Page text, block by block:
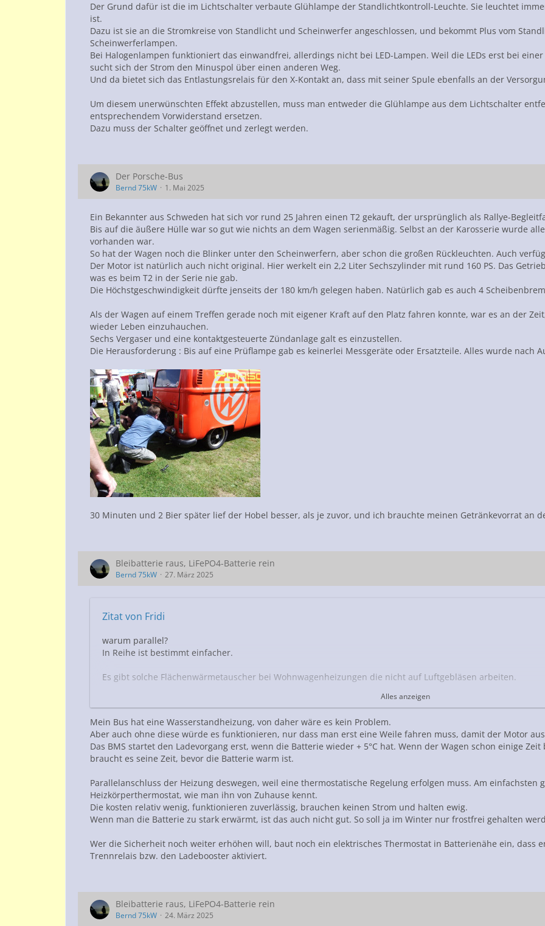
Der Grund dafür ist die im Lichtschalter verbaute Glühlampe der Standlichtkontroll-Leuchte. Sie leuchtet
ist.
Dazu ist sie an die Stromkreise von Standlicht und Scheinwerfer angeschlossen, und bekommt Plus vom
Scheinwerferlampen.
Bei Halogenlampen funktioniert das einwandfrei, allerdings nicht bei LED-Lampen. Weil die LEDs erst bei
sucht sich der Strom den Minuspol über einen anderen Weg.
Und da bietet sich das Entlastungsrelais für den X-Kontakt an, dass mit seiner Spule ebenfalls an der
Um diesem unerwünschten Effekt abzustellen, muss man entweder die Glühlampe aus dem Lichtschalter
entsprechendem Vorwiderstand ersetzen.
Dazu muss der Schalter geöffnet und zerlegt werden.
Der Porsche-Bus
Bernd 75kW 1. Mai 2025
Ein Bekannter aus Schweden hat sich vor rund 25 Jahren einen T2 gekauft, der ursprünglich als Rallye-
Bis auf die äußere Hülle war so gut wie nichts an dem Wagen serienmäßig. Selbst an der Karosserie wurde
vorhanden war.
So hat der Wagen noch die Blinker unter den Scheinwerfern, aber schon die großen Rückleuchten. Auch
Der Motor ist natürlich auch nicht original. Hier werkelt ein 2,2 Liter Sechszylinder mit rund 160 PS. Das
was es beim T2 in der Serie nie gab.
Die Höchstgeschwindigkeit dürfte jenseits der 180 km/h gelegen haben. Natürlich gab es auch 4
Als der Wagen auf einem Treffen gerade noch mit eigener Kraft auf den Platz fahren konnte, war es an der
wieder Leben einzuhauchen.
Sechs Vergaser und eine kontaktgesteuerte Zündanlage galt es einzustellen.
Die Herausforderung : Bis auf eine Prüflampe gab es keinerlei Messgeräte oder Ersatzteile. Alles wurde nach
30 Minuten und 2 Bier später lief der Hobel besser, als je zuvor, und ich brauchte meinen Getränkevorrat an
Bleibatterie raus, LiFePO4-Batterie rein
Bernd 75kW 27. März 2025
Zitat von Fridi
warum parallel?
In Reihe ist bestimmt einfacher.
Es gibt solche Flächenwärmetauscher bei Wohnwagenheizungen die nicht auf Luftgebläsen arbeiten.
Das ganze funktioniert dann aber auch nur, wenn das FAhrzeug bewegt wird.
Alles anzeigen
Mein Bus hat eine Wasserstandheizung, von daher wäre es kein Problem.
Aber auch ohne diese würde es funktionieren, nur dass man erst eine Weile fahren muss, damit der Motor
Das BMS startet den Ladevorgang erst, wenn die Batterie wieder + 5°C hat. Wenn der Wagen schon einige
braucht es seine Zeit, bevor die Batterie warm ist.
Parallelanschluss der Heizung deswegen, weil eine thermostatische Regelung erfolgen muss. Am einfachsten
Heizkörperthermostat, wie man ihn von Zuhause kennt.
Die kosten relativ wenig, funktionieren zuverlässig, brauchen keinen Strom und halten ewig.
Wenn man die Batterie zu stark erwärmt, ist das auch nicht gut. So soll ja im Winter nur frostfrei gehalten
Wer die Sicherheit noch weiter erhöhen will, baut noch ein elektrisches Thermostat in Batterienähe ein, dass
Trennrelais bzw. den Ladebooster aktiviert.
Bleibatterie raus, LiFePO4-Batterie rein
Bernd 75kW 24. März 2025